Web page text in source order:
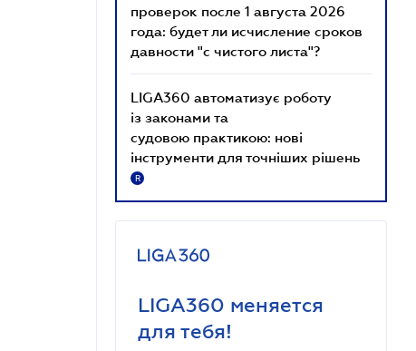
проверок после 1 августа 2026
года: будет ли исчисление сроков
давности "с чистого листа"?
LIGA360 автоматизує роботу
із законами та
судовою практикою: нові
інструменти для точніших рішень
R
LIGA360 меняется
для тебя!